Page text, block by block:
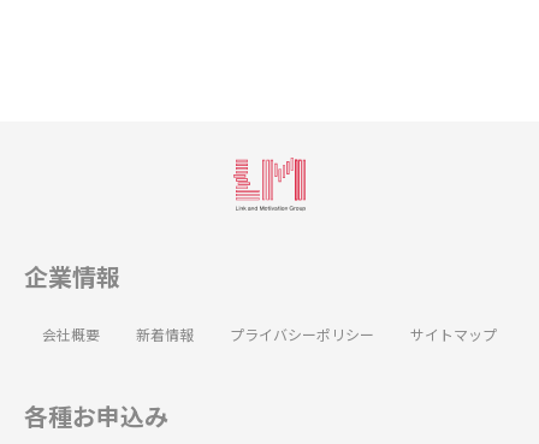
企業情報
会社概要 新着情報 プライバシーポリシー サイトマップ
各種お申込み